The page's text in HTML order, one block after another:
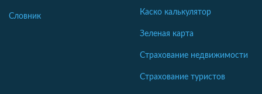
Словник
Каско калькулятор
Зеленая карта
Страхование недвижимости
Страхование туристов